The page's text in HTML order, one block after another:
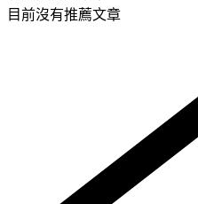
目前沒有推薦文章